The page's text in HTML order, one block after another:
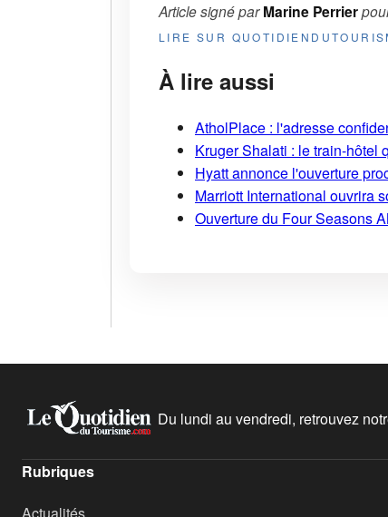
Article signé parMarine Perrier
LIRE SUR
À lire aussi
AtholPlace : l'adresse
Kruger Shalati : le train-hôtel
Hyatt annonce l'ouverture
Marriott International ouvrira
Ouverture du Four Seasons
Du lundi au vendredi, retrouvez
Rubriques